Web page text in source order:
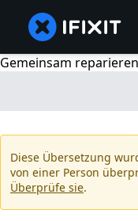
Gemeinsam
Diese Übersetzung
von einer Person
Überprüfe sie.